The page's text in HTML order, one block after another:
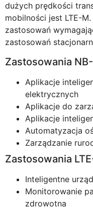
dużych prędkości
mobilności jest LTE-
zastosowań
zastosowań
Zastosowania
Aplikacje
elektrycznych
Aplikacje do
Aplikacje
Automatyzacja
Zarządzanie
Zastosowania
Inteligentne
Monitorowanie
zdrowotna